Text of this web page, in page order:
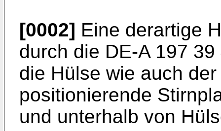
[0002] Eine derartige
durch die DE-A 197
die Hülse wie auch
positionierende
und unterhalb von